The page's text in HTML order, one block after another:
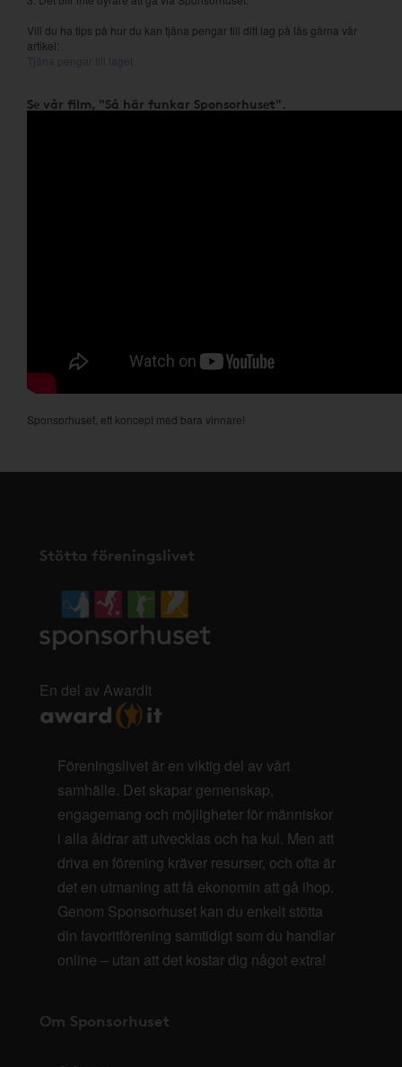
Vill du ha tips på hur du kan tjäna pengar till ditt lag på läs gärna vår
artikel:
Tjäna pengar till laget
Se vår film, "Så här funkar Sponsorhuset".
Sponsorhuset, ett koncept med bara vinnare!
Stötta föreningslivet
En del av AwardIt
Föreningslivet är en viktig del av vårt
samhälle. Det skapar gemenskap,
engagemang och möjligheter för människor
i alla åldrar att utvecklas och ha kul. Men att
driva en förening kräver resurser, och ofta är
det en utmaning att få ekonomin att gå ihop.
Genom Sponsorhuset kan du enkelt stötta
din favoritförening samtidigt som du handlar
online – utan att det kostar dig något extra!
Om Sponsorhuset